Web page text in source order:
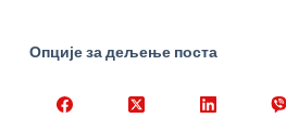
Опције за дељење поста